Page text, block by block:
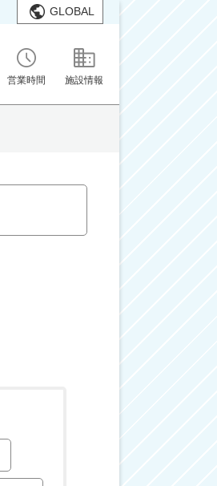
GLOBAL
営業時間 施設情報